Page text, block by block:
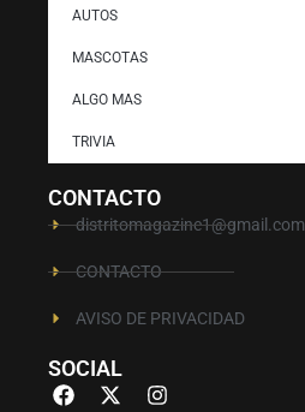
AUTOS
MASCOTAS
ALGO MAS
TRIVIA
CONTACTO
distritomagazine1@gmail.com
CONTACTO
AVISO DE PRIVACIDAD
SOCIAL